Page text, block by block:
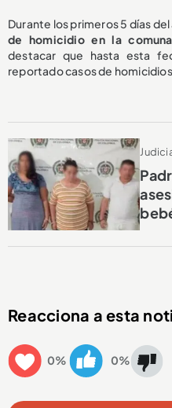
Durante los primeros 5 días
de homicidio en la
destacar que hasta esta
reportado casos de
Reacciona a esta
0% 0%